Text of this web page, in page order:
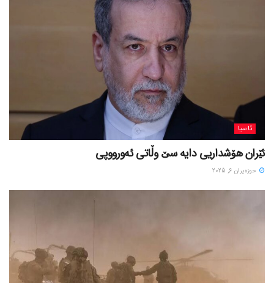
ئاسیا
ئێران هۆشداریی دایە سێ وڵاتی ئەورووپی
حوزه‌یران 6, 2025